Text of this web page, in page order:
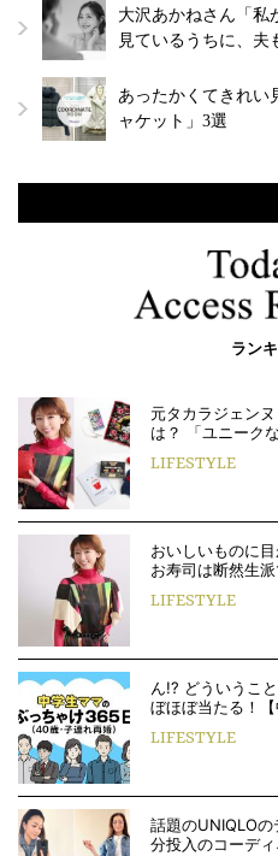
大沢あかねさん「私
見ているうちに、
あったかくてきれい
ャケット」3選
ラン
元タカラジェン
は？ 「ユニーク
LIFESTYLE
おいしいものに
お寿司は断然生
LIFESTYLE
ん!? どういうこ
ぼほぼ当たる！
LIFESTYLE
話題のUNIQLO
分投入のコーディ